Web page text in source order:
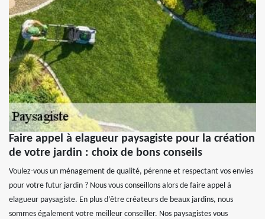
Faire appel à elagueur paysagiste pour la création
de votre jardin : choix de bons conseils
Voulez-vous un ménagement de qualité, pérenne et respectant vos envies
pour votre futur jardin ? Nous vous conseillons alors de faire appel à
elagueur paysagiste. En plus d’être créateurs de beaux jardins, nous
sommes également votre meilleur conseiller. Nos paysagistes vous